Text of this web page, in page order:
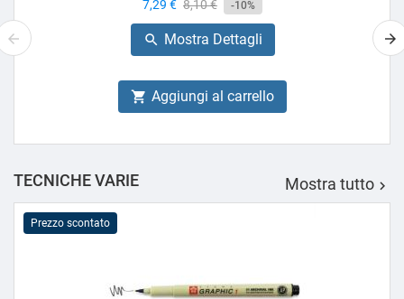
Prezzo
7,29 € Prezzo
base
8,10 € -10%
 Mostra Dettagli
 Aggiungi al carrello
TECNICHE VARIE Mostra tutto 
Prezzo scontato